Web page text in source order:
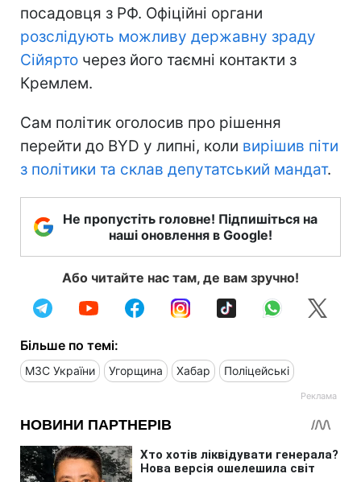
посадовця з РФ. Офіційні органи
розслідують можливу державну зраду
Сійярто через його таємні контакти з
Кремлем.
Сам політик оголосив про рішення
перейти до BYD у липні, коли вирішив піти
з політики та склав депутатський мандат.
Не пропустіть головне! Підпишіться на
наші оновлення в Google!
Або читайте нас там, де вам зручно!
Більше по темі:
МЗС України Угорщина Хабар Поліцейські